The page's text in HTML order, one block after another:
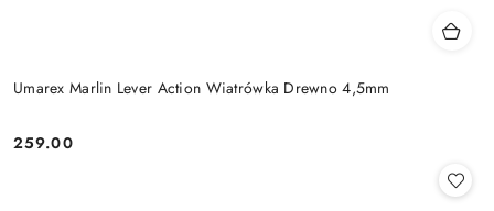
Umarex Marlin Lever Action Wiatrówka Drewno 4,5mm
Cena:
259.00